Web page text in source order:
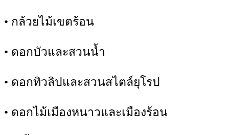
• กล้วยไม้เขตร้อน
• ดอกบัวและสวนน้ำ
• ดอกทิวลิปและสวนสไตล์ยุโรป
• ดอกไม้เมืองหนาวและเมืองร้อน